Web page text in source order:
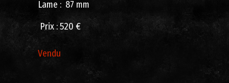
Lame : 87 mm
Prix : 520 €